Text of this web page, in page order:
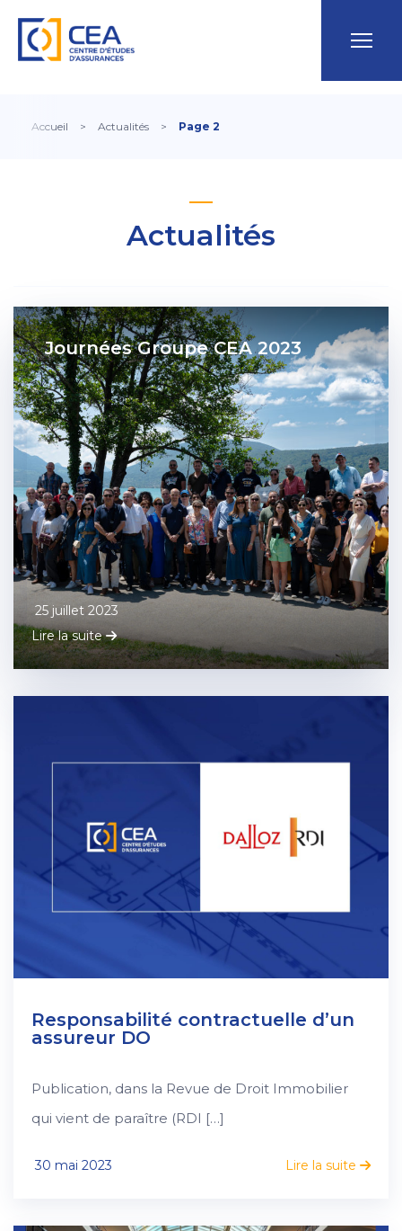
Accueil > Actualités > Page 2
Actualités
Journées Groupe CEA 2023
25 juillet 2023
Lire la suite
Responsabilité contractuelle d’un
assureur DO
Publication, dans la Revue de Droit Immobilier
qui vient de paraître (RDI […]
30 mai 2023 Lire la suite